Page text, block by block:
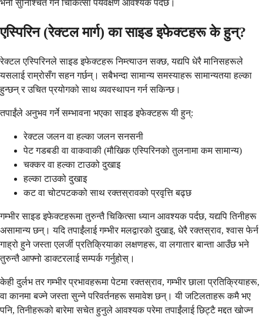
भनी सुनिश्चित गर्न चिकित्सा पर्यवेक्षण आवश्यक पर्दछ।
एस्पिरिन (रेक्टल मार्ग) का साइड इफेक्टहरू के हुन्?
रेक्टल एस्पिरिनले साइड इफेक्टहरू निम्त्याउन सक्छ, यद्यपि धेरै मानिसहरूले
यसलाई राम्रोसँग सहन गर्छन्। सबैभन्दा सामान्य समस्याहरू सामान्यतया हल्का
हुन्छन् र उचित प्रयोगको साथ व्यवस्थापन गर्न सकिन्छ।
तपाईंले अनुभव गर्ने सम्भावना भएका साइड इफेक्टहरू यी हुन्:
रेक्टल जलन वा हल्का जलन सनसनी
पेट गडबडी वा वाकवाकी (मौखिक एस्पिरिनको तुलनामा कम सामान्य)
चक्कर वा हल्का टाउको दुखाइ
हल्का टाउको दुखाइ
कट वा चोटपटकको साथ रक्तस्रावको प्रवृत्ति बढ्छ
गम्भीर साइड इफेक्टहरूमा तुरुन्तै चिकित्सा ध्यान आवश्यक पर्दछ, यद्यपि तिनीहरू
असामान्य छन्। यदि तपाईंलाई गम्भीर मलद्वारको दुखाइ, धेरै रक्तस्राव, श्वास फेर्न
गाह्रो हुने जस्ता एलर्जी प्रतिक्रियाका लक्षणहरू, वा लगातार बान्ता आउँछ भने
तुरुन्तै आफ्नो डाक्टरलाई सम्पर्क गर्नुहोस्।
केही दुर्लभ तर गम्भीर प्रभावहरूमा पेटमा रक्तस्राव, गम्भीर छाला प्रतिक्रियाहरू,
वा कानमा बज्ने जस्ता सुन्ने परिवर्तनहरू समावेश छन्। यी जटिलताहरू कमै भए
पनि, तिनीहरूको बारेमा सचेत हुनुले आवश्यक परेमा तपाईंलाई छिट्टै मद्दत खोज्न